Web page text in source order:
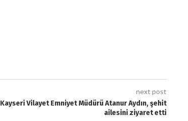
next post
Kayseri Vilayet Emniyet Müdürü Atanur Aydın, şehit
ailesini ziyaret etti